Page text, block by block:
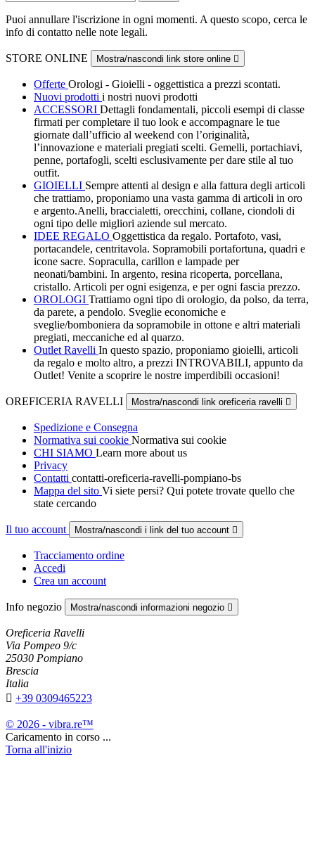
Puoi annullare l'iscrizione in ogni momenti. A questo scopo, cerca le
info di contatto nelle note legali.
STORE ONLINE Mostra/nascondi link store online 
Offerte Orologi - Gioielli - oggettistica a prezzi scontati.
Nuovi prodotti i nostri nuovi prodotti
ACCESSORI Dettagli fondamentali, piccoli esempi di classe
firmati per completare il tuo look e accompagnare le tue
giornate dall’ufficio al weekend con l’originalità,
l’innovazione e materiali pregiati scelti. Gemelli, portachiavi,
penne, portafogli, scelti esclusivamente per dare stile al tuo
outfit.
GIOIELLI Sempre attenti al design e alla fattura degli articoli
che trattiamo, proponiamo una vasta gamma di articoli in oro
e argento.Anelli, braccialetti, orecchini, collane, ciondoli di
ogni tipo delle migliori aziende sul mercato.
IDEE REGALO Oggettistica da regalo. Portafoto, vasi,
portacandele, centritavola. Sopramobili portafortuna, quadri e
icone sacre. Sopraculla, carillon e lampade per
neonati/bambini. In argento, resina ricoperta, porcellana,
cristallo. Articoli per ogni esigenza, e per ogni fascia prezzo.
OROLOGI Trattiamo ogni tipo di orologio, da polso, da terra,
da parete, a pendolo. Sveglie economiche e
sveglie/bomboniera da sopramobile in ottone e altri materiali
pregiati, meccaniche ed al quarzo.
Outlet Ravelli In questo spazio, proponiamo gioielli, articoli
da regalo e molto altro, a prezzi INTROVABILI, appunto da
Outlet! Venite a scoprire le nostre imperdibili occasioni!
OREFICERIA RAVELLI Mostra/nascondi link oreficeria ravelli 
Spedizione e Consegna
Normativa sui cookie Normativa sui cookie
CHI SIAMO Learn more about us
Privacy
Contatti contatti-oreficeria-ravelli-pompiano-bs
Mappa del sito Vi siete persi? Qui potete trovate quello che
state cercando
Il tuo account Mostra/nascondi i link del tuo account 
Tracciamento ordine
Accedi
Crea un account
Info negozio Mostra/nascondi informazioni negozio 
Oreficeria Ravelli
Via Pompeo 9/c
25030 Pompiano
Brescia
Italia
 +39 0309465223
© 2026 - vibra.re™
Caricamento in corso ...
Torna all'inizio